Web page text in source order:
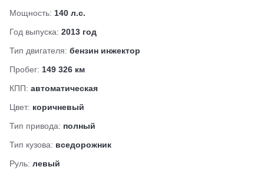
Мощность: 140 л.с.
Год выпуска: 2013 год
Тип двигателя: бензин инжектор
Пробег: 149 326 км
КПП: автоматическая
Цвет: коричневый
Тип привода: полный
Тип кузова: вседорожник
Руль: левый